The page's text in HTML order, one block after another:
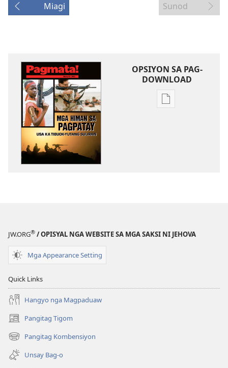
Miagi Sunod
OPSIYON SA PAG-
DOWNLOAD
Opsiyon
JW.ORG® / OPISYAL NGA WEBSITE SA MGA SAKSI NI JEHOVA
Mga Appearance Setting
Quick Links
Hangyo nga Magpaduaw
Pangitag Tigom
(mo-
open
ug
bag-
ong
Pangitag Kombensiyon
(mo-
open
ug
Unsay Bag-o